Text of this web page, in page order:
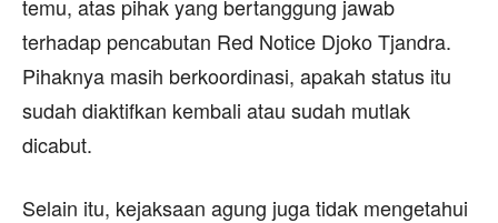
temu, atas pihak yang bertanggung jawab
terhadap pencabutan Red Notice Djoko Tjandra.
Pihaknya masih berkoordinasi, apakah status itu
sudah diaktifkan kembali atau sudah mutlak
dicabut.
Selain itu, kejaksaan agung juga tidak mengetahui